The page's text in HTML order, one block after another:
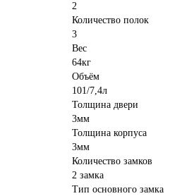
2
Количество полок
3
Вес
64кг
Объём
101/7,4л
Толщина двери
3мм
Толщина корпуса
3мм
Количество замков
2 замка
Тип основного замка